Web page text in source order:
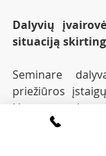
Dalyvių
situaciją
Seminare
priežiūros
Lietuvos regionų
iki mažų